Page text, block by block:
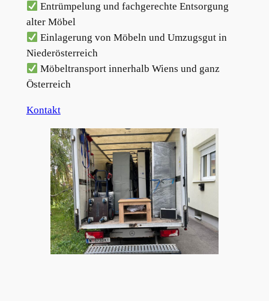
Entrümpelung und fachgerechte Entsorgung
alter Möbel
Einlagerung von Möbeln und Umzugsgut in
Niederösterreich
Möbeltransport innerhalb Wiens und ganz
Österreich
Kontakt